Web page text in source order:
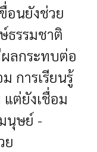
อนยังช่วย
ธรรมชาติ
ผลกระทบต่อ
การเรียนรู้
แต่ยังเชื่อม
นุษย์ -
ย